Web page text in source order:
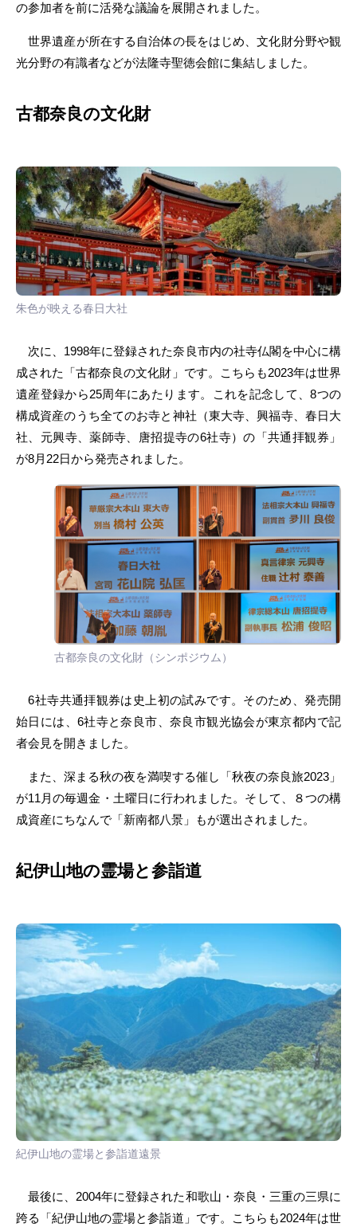
の参加者を前に活発な議論を展開されました。
世界遺産が所在する自治体の長をはじめ、文化財分野や観
光分野の有識者などが法隆寺聖徳会館に集結しました。
古都奈良の文化財
朱色が映える春日大社
次に、1998年に登録された奈良市内の社寺仏閣を中心に構
成された「古都奈良の文化財」です。こちらも2023年は世界
遺産登録から25周年にあたります。これを記念して、8つの
構成資産のうち全てのお寺と神社（東大寺、興福寺、春日大
社、元興寺、薬師寺、唐招提寺の6社寺）の「共通拝観券」
が8月22日から発売されました。
古都奈良の文化財（シンポジウム）
6社寺共通拝観券は史上初の試みです。そのため、発売開
始日には、6社寺と奈良市、奈良市観光協会が東京都内で記
者会見を開きました。
また、深まる秋の夜を満喫する催し「秋夜の奈良旅2023」
が11月の毎週金・土曜日に行われました。そして、８つの構
成資産にちなんで「新南都八景」もが選出されました。
紀伊山地の霊場と参詣道
紀伊山地の霊場と参詣道遠景
最後に、2004年に登録された和歌山・奈良・三重の三県に
跨る「紀伊山地の霊場と参詣道」です。こちらも2024年は世